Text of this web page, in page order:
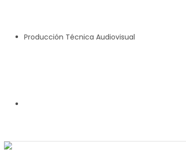
Producción Técnica Audiovisual